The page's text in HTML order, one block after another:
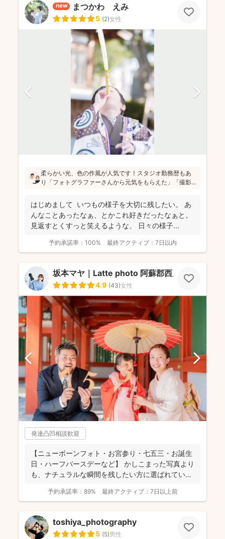
new まつかわ えみ
5 (2)女性
柔らかい光、色の作風が人気です！スタジオ勤務歴もあ
り「フォトグラファーさんから元気をもらえた」「撮影
写真ではなく、お子さん・親御さんの目線で、自然な様
子を撮影してお届けします(^^)
はじめまして いつもの様子を大切に残したい。 あ
んなことあったなぁ、とかこれ好きだったなぁと。
見返すとくすっと笑えるような、 日々の様子...
予約承諾率： 100% 最終アクティブ： 7日以内
坂本マヤ｜Latte photo 阿蘇郡西原村
4.9 (43)女性
発達凸凹相談歓迎
【ニューボーンフォト・お宮参り・七五三・お誕生
日・ハーフバースデーなど】 かしこまった写真より
も、ナチュラルな瞬間を残したい方に選ばれていま
予約承諾率： 89% 最終アクティブ： 7日以上前
toshiya_photography
5 (5)男性